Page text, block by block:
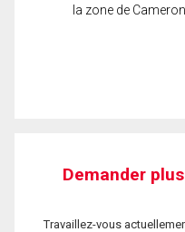
la zone de
Demander
Travaillez-vous